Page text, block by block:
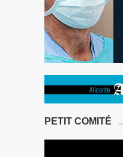
PETIT COMITÉ